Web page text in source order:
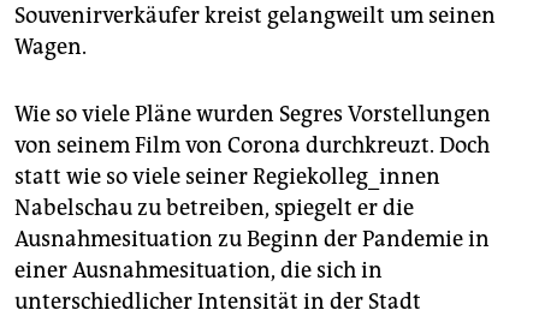
Souvenirverkäufer kreist gelangweilt um seinen
Wagen.
Wie so viele Pläne wurden Segres Vorstellungen
von seinem Film von Corona durchkreuzt. Doch
statt wie so viele seiner Regiekolleg_innen
Nabelschau zu betreiben, spiegelt er die
Ausnahmesituation zu Beginn der Pandemie in
einer Ausnahmesituation, die sich in
unterschiedlicher Intensität in der Stadt